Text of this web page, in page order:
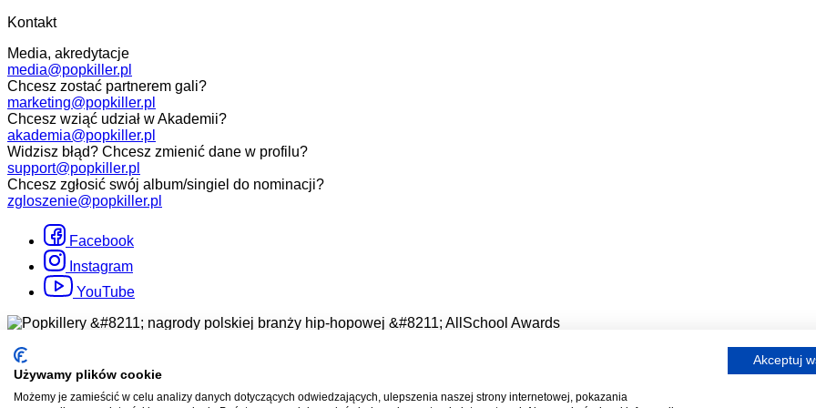
Kontakt
Media, akredytacje
media@popkiller.pl
Chcesz zostać partnerem gali?
marketing@popkiller.pl
Chcesz wziąć udział w Akademii?
akademia@popkiller.pl
Widzisz błąd? Chcesz zmienić dane w profilu?
support@popkiller.pl
Chcesz zgłosić swój album/singiel do nominacji?
zgloszenie@popkiller.pl
Facebook
Instagram
YouTube
Wszelkie prawa zastrzeżone. 2026.
Projekt i realizacja:
Używamy plików cookie
Możemy je zamieścić w celu analizy danych dotyczących odwiedzających, ulepszenia naszej strony internetowej, pokazania
Akceptuj